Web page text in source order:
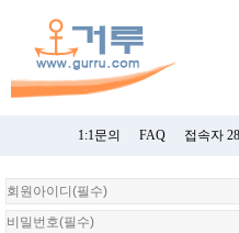
1:1문의 FAQ 접속자 28
회
원
로